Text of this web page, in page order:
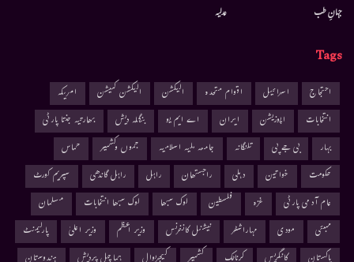
جہانِ طب
عدلیہ
Tags
احتجاج اسرائیل اقوام متحدہ الیکشن الیکشن کمیشن
امریکہ
انتخابات
اپوزیشن ایران اے ایم یو بنگلہ دیش
بھارتیہ جنتا پارٹی
بہار
بی جے پی تلنگانہ جامعہ ملیہ اسلامیہ جموں وکشمیر
حماس
حکومت
خواتین دہلی راجستھان راہل راہل گاندھی
سپریم کورٹ
عام آدمی پارٹی
غزہ فلسطین لوک سبھا لوک سبھا انتخابات
مسلمان
ممبئی
مودی مہاراشٹر نیشنل کانفرنس وزیر اعظم وزیر اعلیٰ
پارلیمنٹ